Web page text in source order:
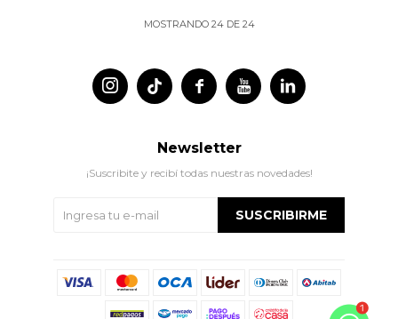
MOSTRANDO 24DE 24
 
 
Newsletter
¡Suscribite y recibí todas nuestras novedades!
SUSCRIBIRME